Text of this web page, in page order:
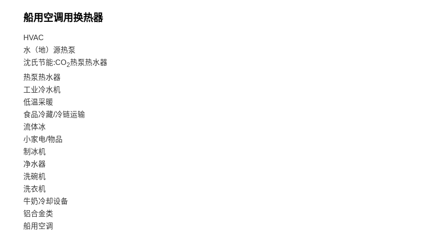
船用空调用换热器
HVAC
水（地）源热泵
沈氏节能:CO2热泵热水器
热泵热水器
工业冷水机
低温采暖
食品冷藏/冷链运输
流体冰
小家电/物品
制冰机
净水器
洗碗机
洗衣机
牛奶冷却设备
铝合金类
船用空调